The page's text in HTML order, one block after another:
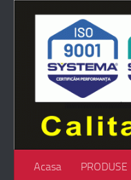
Skip to content
Acasa PRODUSE